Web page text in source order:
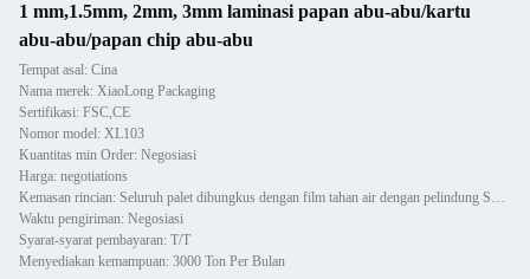
1 mm,1.5mm, 2mm, 3mm laminasi papan abu-abu/kartu
abu-abu/papan chip abu-abu
Tempat asal: Cina
Nama merek: XiaoLong Packaging
Sertifikasi: FSC,CE
Nomor model: XL103
Kuantitas min Order: Negosiasi
Harga: negotiations
Kemasan rincian: Seluruh palet dibungkus dengan film tahan air dengan pelindung Sudut Kertas dan dipasang dengan dua
Waktu pengiriman: Negosiasi
Syarat-syarat pembayaran: T/T
Menyediakan kemampuan: 3000 Ton Per Bulan